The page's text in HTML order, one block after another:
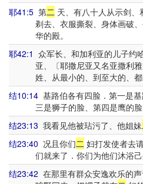
耶41:5 第二 天、有八十人从示剑
剃去、衣服撕裂、身体画破
华的殿。
耶42:1 众军长、和加利亚的儿子约
亚、〔耶撒尼亚又名亚撒利
姓、从最小的、到至大的、都
结10:14 基路伯各有四脸．第一是
三是狮子的脸、第四是鹰的脸
结23:13 我看见他被玷污了、他姐妹
结23:40 况且你们二 妇打发使者去
们就来了．你们为他们沐浴
结23:42 在那里有群众安逸欢乐的